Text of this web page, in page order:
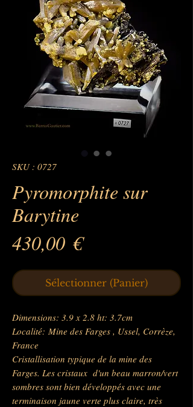
SKU : 0727
Pyromorphite sur
Barytine
430,00 €Prix
Sélectionner (Panier)
Dimensions: 3.9 x 2.8 ht: 3.7cm
Localité: Mine des Farges , Ussel, Corrèze,
France
Cristallisation typique de la mine des
Farges. Les cristaux d'un beau marron/vert
sombres sont bien développés avec une
terminaison jaune verte plus claire, très